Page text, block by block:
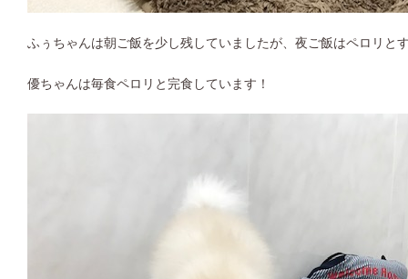
ふぅちゃんは朝ご飯を少し残していましたが、夜ご飯はペロリと
優ちゃんは毎食ペロリと完食しています！